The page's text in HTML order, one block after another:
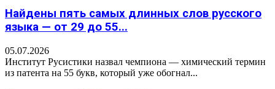
Найдены пять самых длинных слов русского
языка — от 29 до 55...
05.07.2026
Институт Русистики назвал чемпиона — химический термин
из патента на 55 букв, который уже обогнал...